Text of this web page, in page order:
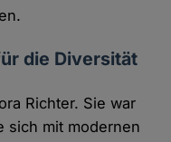
die Diversität
Richter. Sie war
sich mit modernen